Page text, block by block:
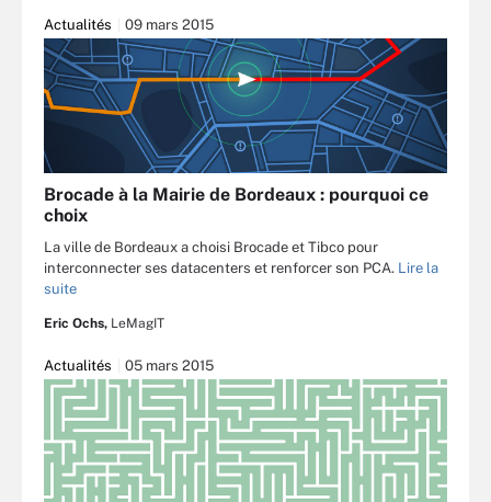
Actualités 09 mars 2015
Brocade à la Mairie de Bordeaux : pourquoi ce
choix
La ville de Bordeaux a choisi Brocade et Tibco pour
interconnecter ses datacenters et renforcer son PCA. Lire la
suite
Eric Ochs, LeMagIT
Actualités 05 mars 2015